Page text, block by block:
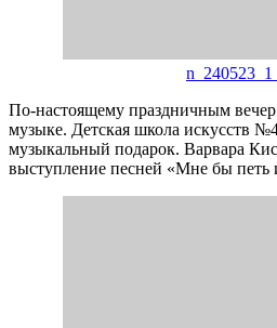
По-настоящему праздничным вечер
музыке. Детская школа искусств
музыкальный подарок. Варвара
выступление песней «Мне бы петь